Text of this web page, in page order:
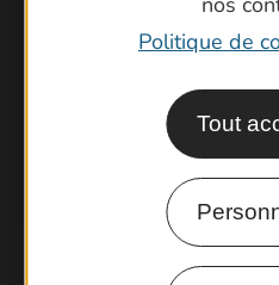
Politique de
Tout
Cartoguides